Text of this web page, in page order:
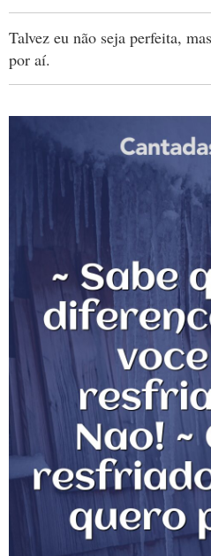
Talvez eu não seja perfeita,
por aí.